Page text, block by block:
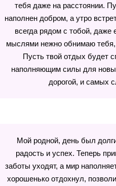
тебя даже на расстоянии.
наполнен добром, а утро
всегда рядом с тобой, даже
мыслями нежно обнимаю
Пусть твой отдых будет
наполняющим силы для
дорогой, и самых
Мой родной, день был
радость и успех. Теперь
заботы уходят, а мир
хорошенько отдохнул,